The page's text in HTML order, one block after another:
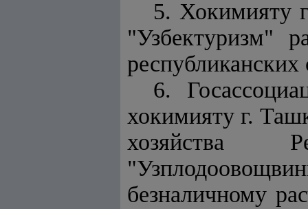
5. Хокимияту
"Узбектуризм"
6.
хокимияту г.
хозяйства
безналичному